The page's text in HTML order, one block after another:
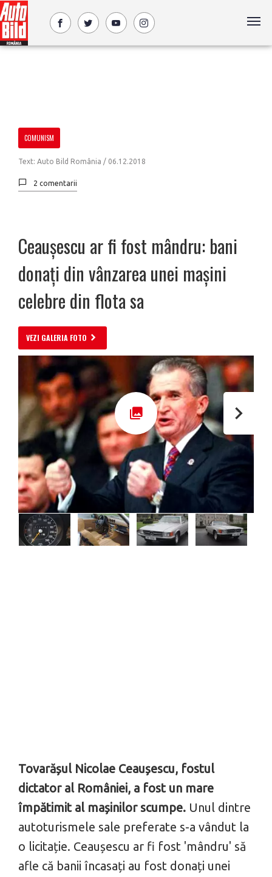
COMUNISM
Text: Auto Bild România / 06.12.2018
2 comentarii
Ceaușescu ar fi fost mândru: bani
donați din vânzarea unei mașini
celebre din flota sa
VEZI GALERIA FOTO
Tovarășul Nicolae Ceaușescu, fostul
dictator al României, a fost un mare
împătimit al mașinilor scumpe. Unul dintre
autoturismele sale preferate s-a vândut la
o licitație. Ceaușescu ar fi fost 'mândru' să
afle că banii încasați au fost donați unei